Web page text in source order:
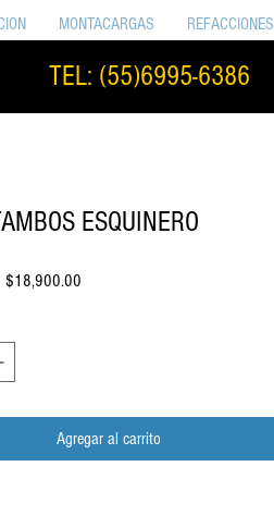
MONTACARGAS REFACCIONES
ESQUINERO
Precio
$18,900.00
Agregar al carrito
TEL: (55)6995-6386